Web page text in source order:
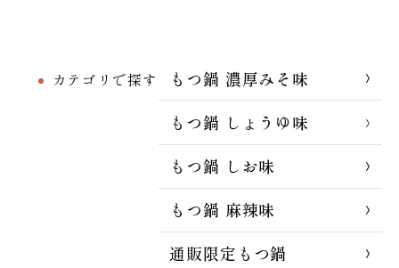
カテゴリで探す
もつ鍋 濃厚みそ味
もつ鍋 しょうゆ味
もつ鍋 しお味
もつ鍋 麻辣味
通販限定もつ鍋